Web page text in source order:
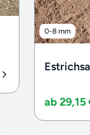
0-8 mm
ab 29,15